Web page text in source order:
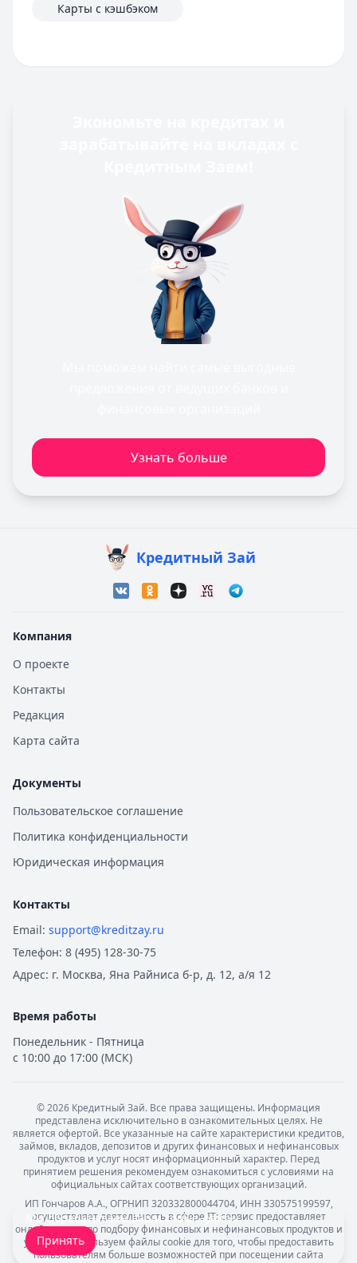
Карты с кэшбэком
Узнать больше
Кредитный Зай
Компания
О проекте
Контакты
Редакция
Карта сайта
Документы
Пользовательское соглашение
Политика конфиденциальности
Юридическая информация
Контакты
Email: support@kreditzay.ru
Телефон: 8 (495) 128-30-75
Адрес: г. Москва, Яна Райниса б-р, д. 12, а/я 12
Время работы
Понедельник - Пятница
с 10:00 до 17:00 (МСК)
©2026 Кредитный Зай. Все права защищены. Информация
представлена исключительно в ознакомительных целях. Не
является офертой. Все указанные на сайте характеристики кредитов,
займов, вкладов, депозитов и других финансовых и нефинансовых
продуктов и услуг носят информационный характер. Перед
принятием решения рекомендуем ознакомиться с условиями на
официальных сайтах соответствующих организаций.
ИП Гончаров А.А., ОГРНИП 320332800044704, ИНН 330575199597,
осуществляет деятельность в сфере IT: сервис предоставляет
онлайн-услуги по подбору финансовых и нефинансовых продуктов и
услуг. Мы используем файлы cookie для того, чтобы предоставить
пользователям больше возможностей при посещении сайта
Мы обрабатываем ваши cookie-файлы.
Принять